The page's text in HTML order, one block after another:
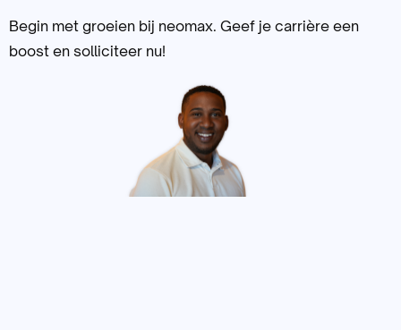
Begin met groeien bij neomax. Geef je carrière een
boost en solliciteer nu!